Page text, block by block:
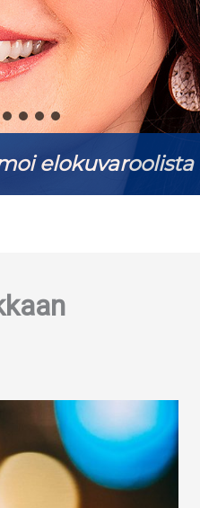
elokuvaroolista